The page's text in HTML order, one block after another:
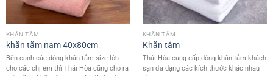
KHĂN TẮM
khăn tắm nam 40x80cm
Bên cạnh các dòng khăn tắm size lớn
cho các chị em thì Thái Hòa cũng cho ra
KHĂN TẮM
Khăn tắm
Thái Hòa cung cấp dòng khăn tắm khách
sạn đa dạng các kích thước khác nhau